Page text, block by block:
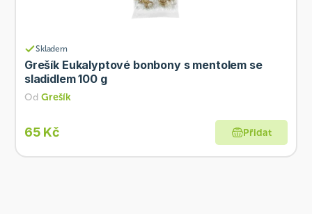
Skladem
Grešík Eukalyptové bonbony s mentolem se
sladidlem 100 g
Od Grešík
65 Kč Přidat